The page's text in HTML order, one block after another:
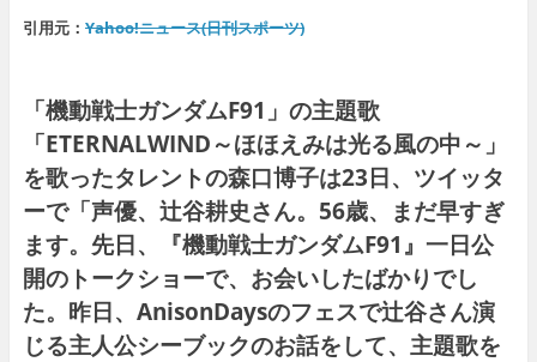
引用元： Yahoo!ニュース(日刊スポーツ)
「機動戦士ガンダムF91」の主題歌
「ETERNALWIND～ほほえみは光る風の中～」
を歌ったタレントの森口博子は23日、ツイッタ
ーで「声優、辻谷耕史さん。56歳、まだ早すぎ
ます。先日、『機動戦士ガンダムF91』一日公
開のトークショーで、お会いしたばかりでし
た。昨日、AnisonDaysのフェスで辻谷さん演
じる主人公シーブックのお話をして、主題歌を